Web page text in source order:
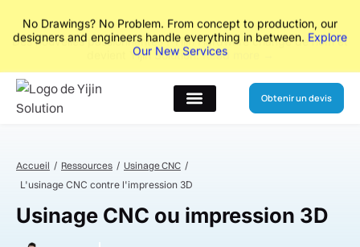
No Drawings? No Problem. From concept to production, our
designers and engineers handle everything in between. Explore
Our New Services
Obtenir un devis
Accueil Ressources
Usinage CNC
L'usinage CNC contre l'impression 3D
Usinage CNC ou impression 3D